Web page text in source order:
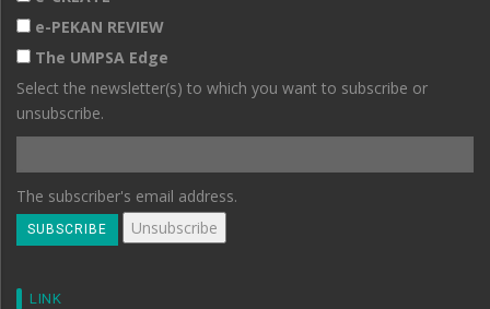
e-PEKAN REVIEW
The UMPSA Edge
Select the newsletter(s) to which you want to subscribe or
unsubscribe.
The subscriber's email address.
LINK